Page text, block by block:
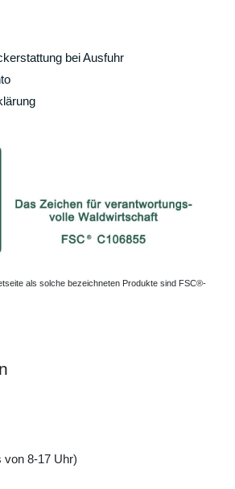
bei Ausfuhr
als solche bezeichneten Produkte sind FSC®-
von 8-17 Uhr)